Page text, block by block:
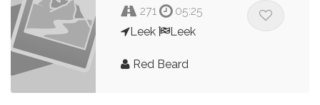
271
05:25
Leek
Leek
Red Beard